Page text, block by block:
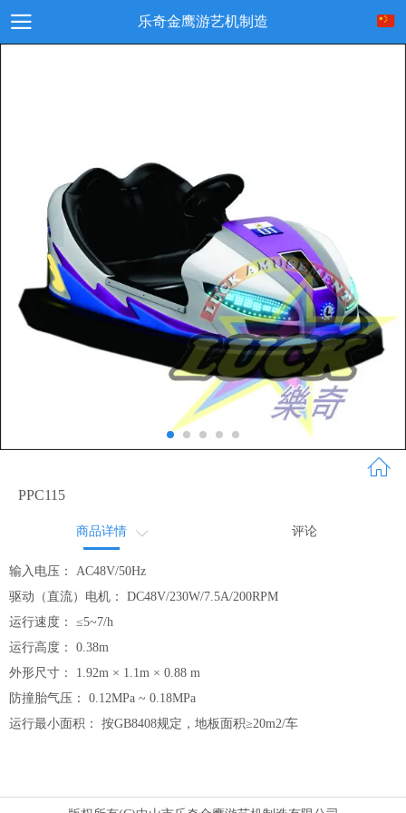
乐奇金鹰游艺机制造
PPC115
商品详情
商品详情2
评论
输入电压：
AC48V/50Hz
驱动（直流）电机： DC48V/230W/7.5A/200RPM
运行速度： ≤5~7/h
运行高度： 0.38m
外形尺寸： 1.92m × 1.1m × 0.88 m
防撞胎气压： 0.12MPa ~ 0.18MPa
运行最小面积： 按GB8408规定，地板面积≥20m2/车